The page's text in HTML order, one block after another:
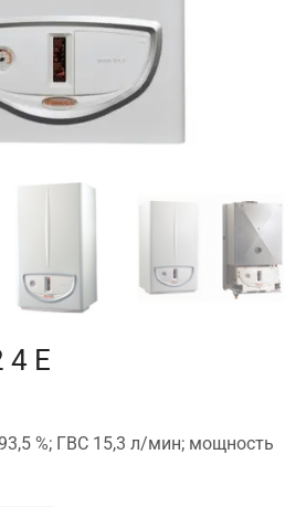
4 E
%; ГВС 15,3 л/мин; мощность